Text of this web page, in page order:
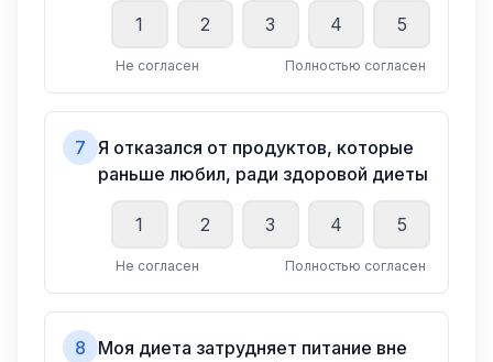
1 2 3 4 5
Не согласен Полностью согласен
7 Я отказался от продуктов, которые
раньше любил, ради здоровой диеты
1 2 3 4 5
Не согласен Полностью согласен
8
Моя диета затрудняет питание вне